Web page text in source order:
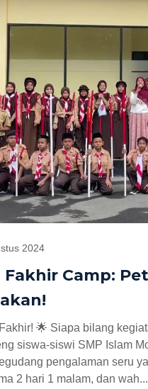
2024
Fakhir Camp:
🌟 Siapa bilang
siswa-siswi SMP Islam
pengalaman seru
2 hari 1 malam, dan